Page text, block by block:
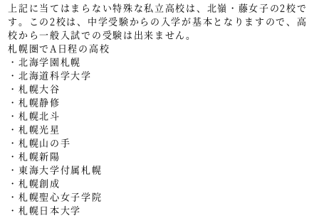
上記に当てはまらない特殊な私立高校は、北嶺・藤女子の2校で
す。この2校は、中学受験からの入学が基本となりますので、高
校から一般入試での受験は出来ません。
札幌圏でA日程の高校
・北海学園札幌
・北海道科学大学
・札幌大谷
・札幌静修
・札幌北斗
・札幌光星
・札幌山の手
・札幌新陽
・東海大学付属札幌
・札幌創成
・札幌聖心女子学院
・札幌日本大学